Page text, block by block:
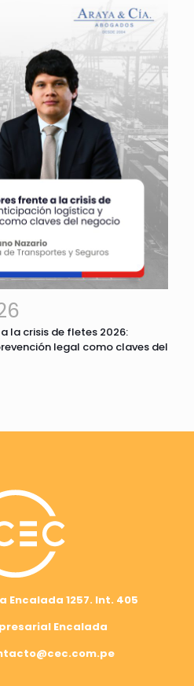
la crisis de fletes 2026:
legal como claves del
1257. Int. 405
Encalada